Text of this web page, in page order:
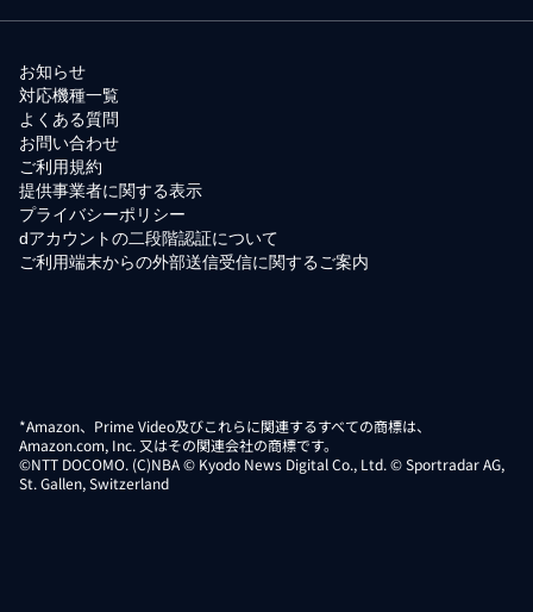
お知らせ
対応機種一覧
よくある質問
お問い合わせ
ご利用規約
提供事業者に関する表示
プライバシーポリシー
dアカウントの二段階認証について
ご利用端末からの外部送信受信に関するご案内
*Amazon、Prime Video及びこれらに関連するすべての商標は、
Amazon.com, Inc. 又はその関連会社の商標です。
©NTT DOCOMO. (C)NBA © Kyodo News Digital Co., Ltd. © Sportradar AG,
St. Gallen, Switzerland